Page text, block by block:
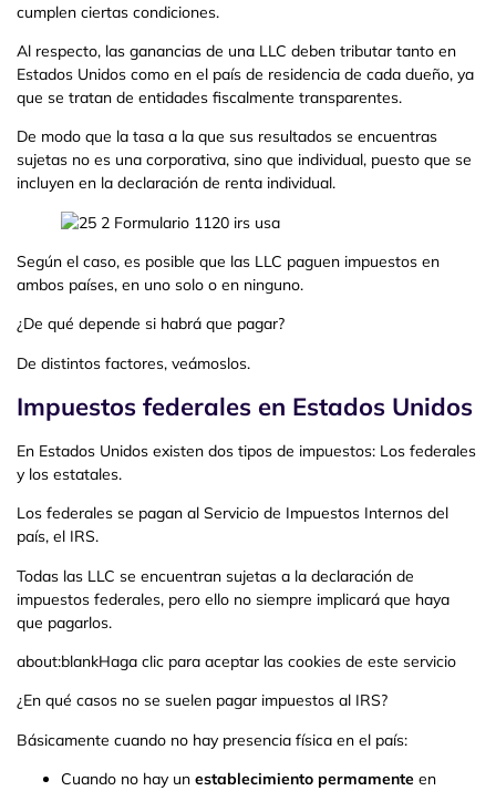
cumplen ciertas condiciones.
Al respecto, las ganancias de una LLC deben tributar tanto en
Estados Unidos como en el país de residencia de cada dueño, ya
que se tratan de entidades fiscalmente transparentes.
De modo que la tasa a la que sus resultados se encuentras
sujetas no es una corporativa, sino que individual, puesto que se
incluyen en la declaración de renta individual.
Según el caso, es posible que las LLC paguen impuestos en
ambos países, en uno solo o en ninguno.
¿De qué depende si habrá que pagar?
De distintos factores, veámoslos.
Impuestos federales en Estados Unidos
En Estados Unidos existen dos tipos de impuestos: Los federales
y los estatales.
Los federales se pagan al Servicio de Impuestos Internos del
país, el IRS.
Todas las LLC se encuentran sujetas a la declaración de
impuestos federales, pero ello no siempre implicará que haya
que pagarlos.
about:blankHaga clic para aceptar las cookies de este servicio
¿En qué casos no se suelen pagar impuestos al IRS?
Básicamente cuando no hay presencia física en el país:
Cuando no hay un establecimiento permamente en